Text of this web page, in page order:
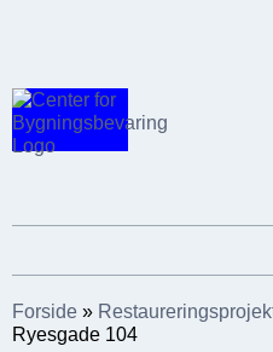
Forside »
Ryesgade 104